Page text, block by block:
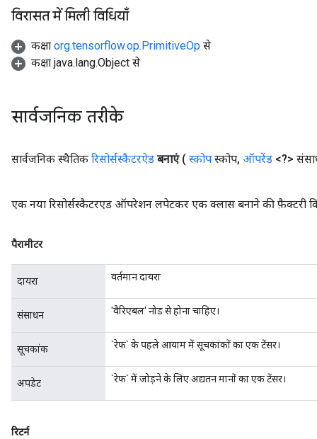
विरासत में मिली विधियाँ
कक्षा org.tensorflow.op.PrimitiveOp से
कक्षा java.lang.Object से
सार्वजनिक तरीके
सार्वजनिक स्थैतिक रिसोर्सस्कैटरऐड बनाएं ( स्कोप स्कोप, ऑपरेंड <?>
एक नया रिसोर्सस्कैटरएड ऑपरेशन लपेटकर एक क्लास बनाने की फ़ैक्टरी
पैरामीटर
दायरा वर्तमान दायरा
संसाधन 'वैरिएबल' नोड से होना चाहिए।
सूचकांक `रेफ` के पहले आयाम में सूचकांकों का एक टेंसर।
अपडेट `रेफ` में जोड़ने के लिए अद्यतन मानों का एक टेंसर।
रिटर्न